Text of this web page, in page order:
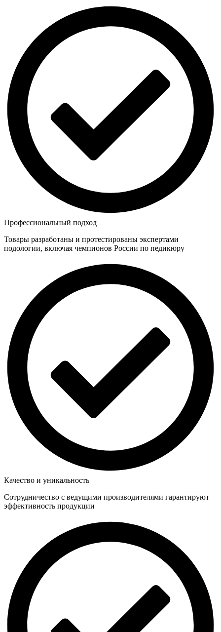
Профессиональный подход
Товары разработаны и протестированы экспертами
подологии, включая чемпионов России по педикюру
Качество и уникальность
Сотрудничество с ведущими производителями гарантируют
эффективность продукции